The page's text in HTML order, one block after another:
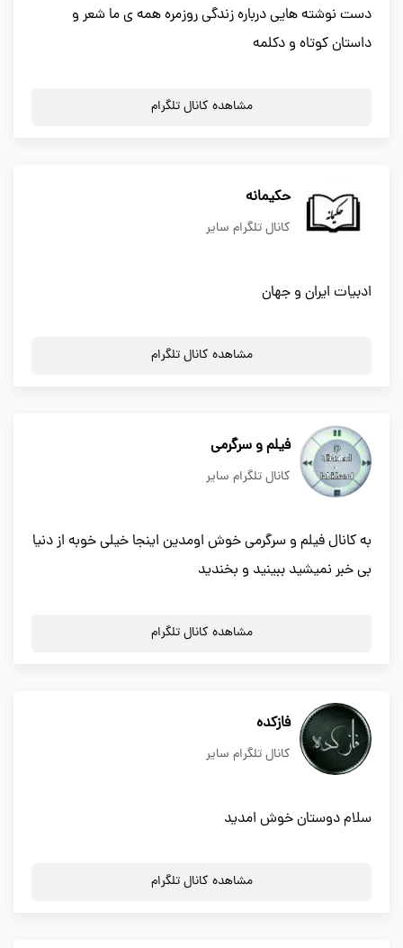
دست نوشته هایی درباره زندگی روزمره همه ی ما شعر و
داستان کوتاه و دکلمه
مشاهده کانال تلگرام
حکیمانه
کانال تلگرام سایر
ادبیات ایران و جهان
مشاهده کانال تلگرام
فیلم و سرگرمی
کانال تلگرام سایر
به کانال فیلم و سرگرمی خوش اومدین اینجا خیلی خوبه از دنیا
بی خبر نمیشید ببینید و بخندید
مشاهده کانال تلگرام
فازکده
کانال تلگرام سایر
سلام دوستان خوش امدید
مشاهده کانال تلگرام